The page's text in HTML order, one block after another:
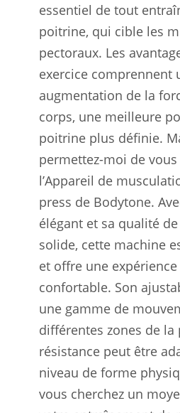
essentiel de tout
poitrine, qui cible les
pectoraux. Les
exercice comprennent
augmentation de la
corps, une meilleure
poitrine plus définie.
permettez-moi de
l’Appareil de
press de Bodytone.
élégant et sa qualité
solide, cette machine
et offre une
confortable. Son
une gamme de
différentes zones de
résistance peut être
niveau de forme
vous cherchez un